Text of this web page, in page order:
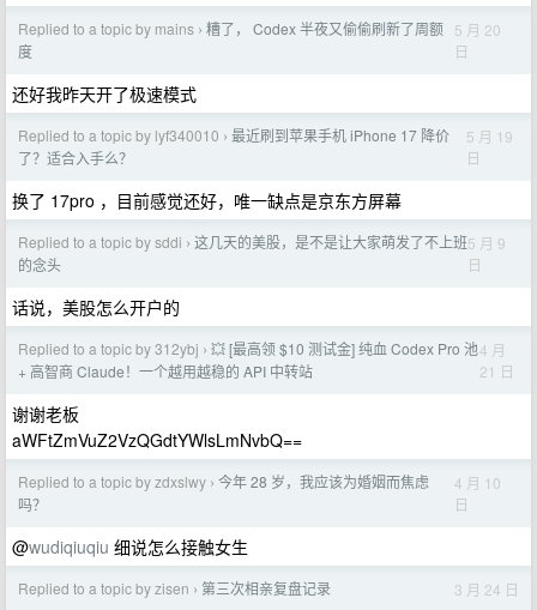
Replied to a topic by mains › 糟了， Codex 半夜又偷偷刷新了周额
度
5 月 20
日
还好我昨天开了极速模式
Replied to a topic by lyf340010 › 最近刷到苹果手机 iPhone 17 降价
了？适合入手么？
5 月 19
日
换了 17pro ，目前感觉还好，唯一缺点是京东方屏幕
Replied to a topic by sddi › 这几天的美股，是不是让大家萌发了不上班
的念头
5 月 9
日
话说，美股怎么开户的
Replied to a topic by 312ybj › 💥 [最高领 $10 测试金] 纯血 Codex Pro 池
+ 高智商 Claude！一个越用越稳的 API 中转站
4 月
21 日
谢谢老板
aWFtZmVuZ2VzQGdtYWlsLmNvbQ==
Replied to a topic by zdxslwy › 今年 28 岁，我应该为婚姻而焦虑
吗？
4 月 10
日
@wudiqiuqiu 细说怎么接触女生
Replied to a topic by zisen › 第三次相亲复盘记录 3 月 24 日